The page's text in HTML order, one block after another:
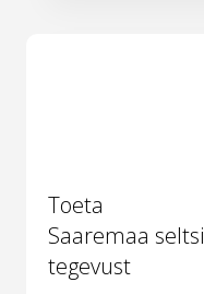
Toeta
Saaremaa seltsi
tegevust